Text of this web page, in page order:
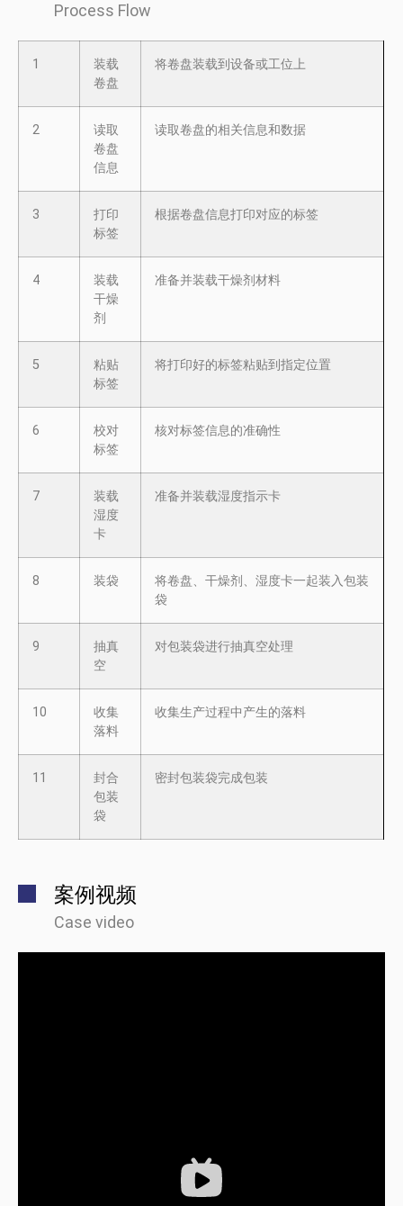
Process Flow
1
装载
卷盘
将卷盘装载到设备或工位上
2
读取
卷盘
信息
读取卷盘的相关信息和数据
3
打印
标签
根据卷盘信息打印对应的标签
4
装载
干燥
剂
准备并装载干燥剂材料
5
粘贴
标签
将打印好的标签粘贴到指定位置
6
校对
标签
核对标签信息的准确性
7
装载
湿度
卡
准备并装载湿度指示卡
8 装袋
将卷盘、干燥剂、湿度卡一起装入包装
袋
9
抽真
空
对包装袋进行抽真空处理
10
收集
落料
收集生产过程中产生的落料
11
封合
包装
袋
密封包装袋完成包装
案例视频
Case video